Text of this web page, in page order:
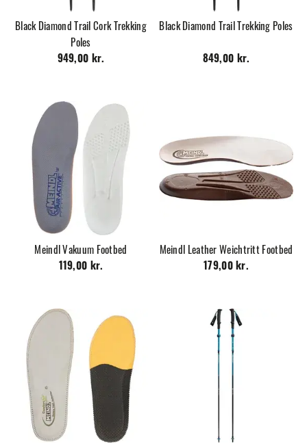
Black Diamond Trail Cork Trekking
Poles
949,00 kr.
Black Diamond Trail Trekking Poles
849,00 kr.
Meindl Vakuum Footbed
119,00 kr.
Meindl Leather Weichtritt Footbed
179,00 kr.